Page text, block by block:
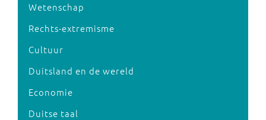
Wetenschap
Rechts-extremisme
Cultuur
Duitsland en de wereld
Economie
Duitse taal